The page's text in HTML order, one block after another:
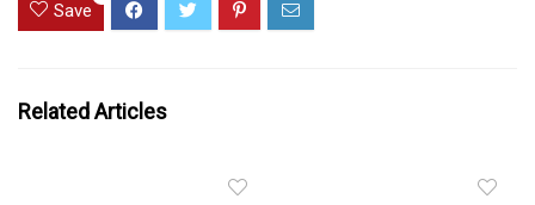
Save
Related Articles